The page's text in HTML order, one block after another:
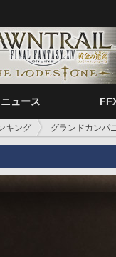
ニュース
キング グランドカンパ